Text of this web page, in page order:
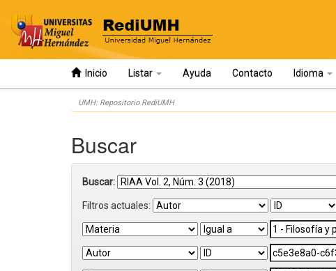
Inicio Listar Ayuda Contacto Idioma
UMH: Repositorio RediUMH
Buscar
Buscar:
Filtros actuales: